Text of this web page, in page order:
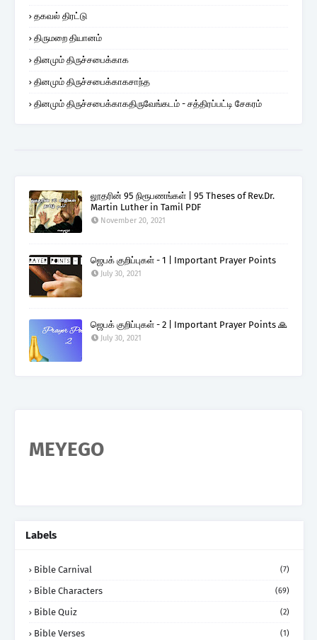
தகவல் திரட்டு
திருமறை தியானம்
தினமும் திருச்சபைக்காக
தினமும் திருச்சபைக்காகசாந்த
தினமும் திருச்சபைக்காகதிருவேங்கடம் - சத்திரப்பட்டி சேகரம்
லூதரின் 95 நிரூபணங்கள் | 95 Theses of Rev.Dr.
Martin Luther in Tamil PDF
November 20, 2021
ஜெபக் குறிப்புகள் - 1 | Important Prayer Points
July 30, 2021
ஜெபக் குறிப்புகள் - 2 | Important Prayer Points 🙏
July 30, 2021
MEYEGO
Labels
Bible Carnival (7)
Bible Characters (69)
Bible Quiz (2)
Bible Verses (1)